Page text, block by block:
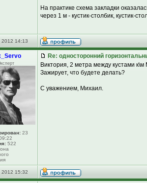
На практике схема закладки
через 1 м - кустик-столбик, кустик-
2012 14:13
23
522
Re: односторонний
Виктория, 2 метра между кустами
Зажирует, что будете делать?
С уважением, Михаил.
2012 15:32